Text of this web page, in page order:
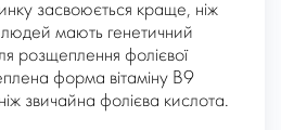
засвоюється краще, ніж
мають генетичний
розщеплення фолієвої
форма вітаміну В9
звичайна фолієва кислота.